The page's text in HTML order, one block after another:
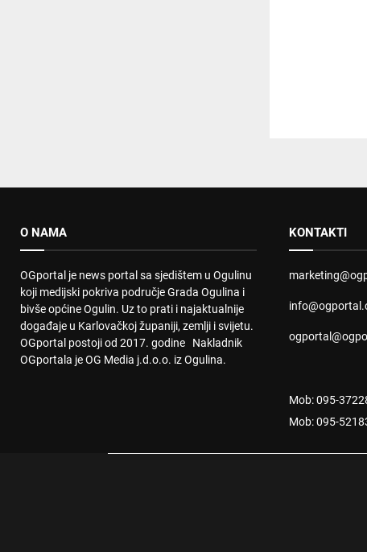
O NAMA
OGportal je news portal sa sjedištem u Ogulinu
koji medijski pokriva područje Grada Ogulina i
bivše općine Ogulin. Uz to prati i najaktualnije
događaje u Karlovačkoj županiji, zemlji i svijetu.
OGportal postoji od 2017. godine Nakladnik
OGportala je OG Media j.d.o.o. iz Ogulina.
KONTAKTI
Mob: 095-
Mob: 095-